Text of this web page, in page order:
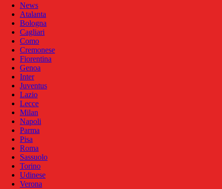
News
Atalanta
Bologna
Cagliari
Como
Cremonese
Fiorentina
Genoa
Inter
Juventus
Lazio
Lecce
Milan
Napoli
Parma
Pisa
Roma
Sassuolo
Torino
Udinese
Verona